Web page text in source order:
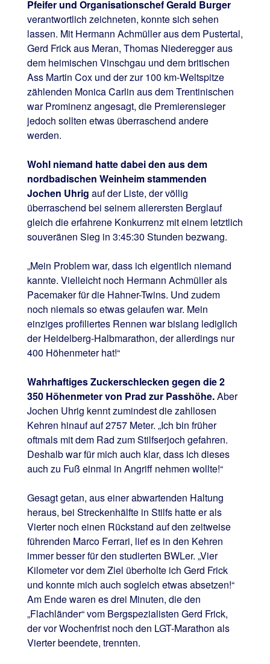
Pfeifer und Organisationschef Gerald Burger
verantwortlich zeichneten, konnte sich sehen
lassen. Mit Hermann Achmüller aus dem Pustertal,
Gerd Frick aus Meran, Thomas Niederegger aus
dem heimischen Vinschgau und dem britischen
Ass Martin Cox und der zur 100 km-Weltspitze
zählenden Monica Carlin aus dem Trentinischen
war Prominenz angesagt, die Premierensieger
jedoch sollten etwas überraschend andere
werden.
Wohl niemand hatte dabei den aus dem
nordbadischen Weinheim stammenden
Jochen Uhrig auf der Liste, der völlig
überraschend bei seinem allerersten Berglauf
gleich die erfahrene Konkurrenz mit einem letztlich
souveränen Sieg in 3:45:30 Stunden bezwang.
„Mein Problem war, dass ich eigentlich niemand
kannte. Vielleicht noch Hermann Achmüller als
Pacemaker für die Hahner-Twins. Und zudem
noch niemals so etwas gelaufen war. Mein
einziges profiliertes Rennen war bislang lediglich
der Heidelberg-Halbmarathon, der allerdings nur
400 Höhenmeter hat!“
Wahrhaftiges Zuckerschlecken gegen die 2
350 Höhenmeter von Prad zur Passhöhe.Aber
Jochen Uhrig kennt zumindest die zahllosen
Kehren hinauf auf 2757 Meter. „Ich bin früher
oftmals mit dem Rad zum Stilfserjoch gefahren.
Deshalb war für mich auch klar, dass ich dieses
auch zu Fuß einmal in Angriff nehmen wollte!“
Gesagt getan, aus einer abwartenden Haltung
heraus, bei Streckenhälfte in Stilfs hatte er als
Vierter noch einen Rückstand auf den zeitweise
führenden Marco Ferrari, lief es in den Kehren
immer besser für den studierten BWLer. „Vier
Kilometer vor dem Ziel überholte ich Gerd Frick
und konnte mich auch sogleich etwas absetzen!“
Am Ende waren es drei Minuten, die den
„Flachländer“ vom Bergspezialisten Gerd Frick,
der vor Wochenfrist noch den LGT-Marathon als
Vierter beendete, trennten.